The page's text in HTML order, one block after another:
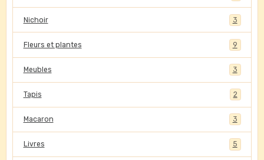
Nichoir 3
Fleurs et plantes 9
Meubles 3
Tapis 2
Macaron 3
Livres 5